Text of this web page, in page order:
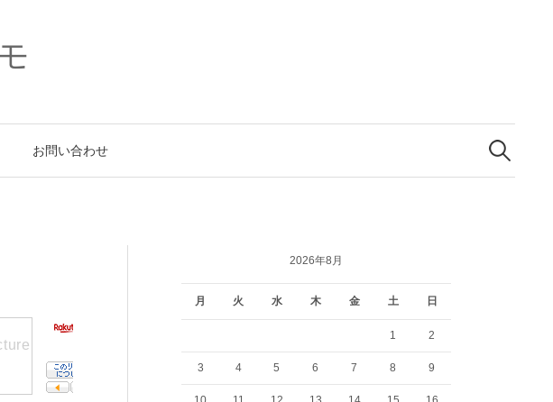
お問い合わせ
索:
2026年8月
月 火 水 木 金 土 日
1 2
3 4 5 6 7 8 9